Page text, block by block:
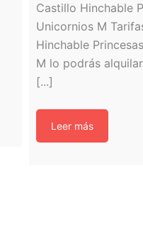
Castillo Hinchable
Unicornios M
Hinchable
M lo podrás
[...]
Leer más